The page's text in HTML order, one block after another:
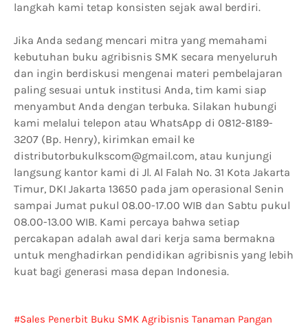
langkah kami tetap konsisten sejak awal berdiri.
Jika Anda sedang mencari mitra yang memahami
kebutuhan buku agribisnis SMK secara menyeluruh
dan ingin berdiskusi mengenai materi pembelajaran
paling sesuai untuk institusi Anda, tim kami siap
menyambut Anda dengan terbuka. Silakan hubungi
kami melalui telepon atau WhatsApp di 0812-8189-
3207 (Bp. Henry), kirimkan email ke
distributorbukulkscom@gmail.com, atau kunjungi
langsung kantor kami di Jl. Al Falah No. 31 Kota Jakarta
Timur, DKI Jakarta 13650 pada jam operasional Senin
sampai Jumat pukul 08.00-17.00 WIB dan Sabtu pukul
08.00-13.00 WIB. Kami percaya bahwa setiap
percakapan adalah awal dari kerja sama bermakna
untuk menghadirkan pendidikan agribisnis yang lebih
kuat bagi generasi masa depan Indonesia.
Sales Penerbit Buku SMK Agribisnis Tanaman Pangan